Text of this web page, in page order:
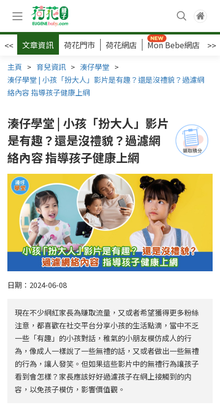
<< 文章資訊 荷花門市 荷花網店 Mon Bebe網店 >>
主頁 > 育兒資訊 > 湊仔學堂 >
湊仔學堂 | 小孩「扮大人」影片是有趣？還是沒禮貌？過濾網
絡內容 指導孩子健康上網
湊仔學堂 | 小孩「扮大人」影片
是有趣？還是沒禮貌？過濾網
絡內容 指導孩子健康上網
日期：2024-06-08
現在不少網紅家長為賺取流量，又或者希望獲得更多粉絲
注意，都喜歡在社交平台分享小孩的生活點滴，當中不乏
一些「有趣」的小孩對話，稚氣的小朋友模仿成人的行
為，像成人一樣說了一些無禮的話，又或者做出一些無禮
的行為，讓人發笑。但如果這些影片中的無禮行為讓孩子
看到會怎樣？家長應該好好過濾孩子在網上接觸到的内
容，以免孩子模仿，影響價值觀。